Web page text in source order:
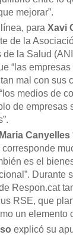
mejorar”.
para Xavi
de la
de la Salud
“las
mal con sus
medios de
de empresas
Canyelles
es el
Durante
Respon.cat
RSE, que
un elemento
explicó su